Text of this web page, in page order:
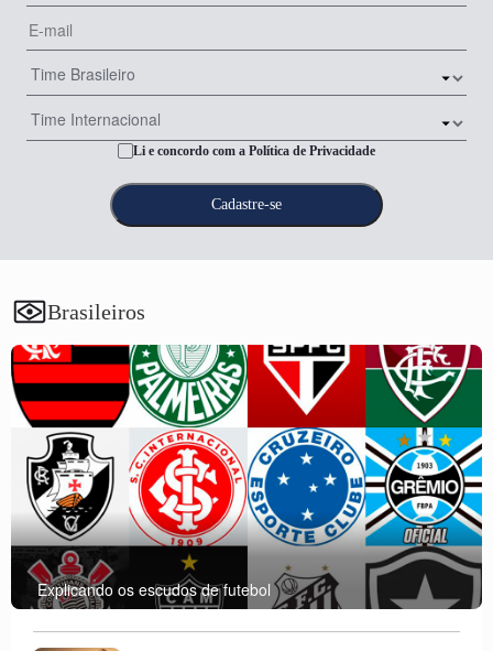
Li e concordo com a Política de Privacidade
Brasileiros
Explicando os escudos de futebol